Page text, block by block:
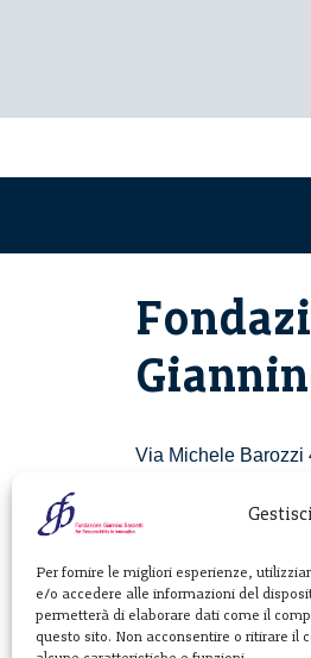
Per fornire le migliori esperienze,
e/o accedere alle informazioni del
permetterà di elaborare dati come il
questo sito. Non acconsentire o ritirare il
Via Michele Barozzi
T. +39 02 781933